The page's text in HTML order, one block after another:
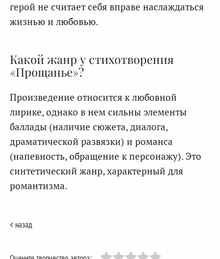
герой не считает себя вправе наслаждаться
жизнью и любовью.
Какой жанр у стихотворения
«Прощанье»?
Произведение относится к любовной
лирике, однако в нем сильны элементы
баллады (наличие сюжета, диалога,
драматической развязки) и романса
(напевность, обращение к персонажу). Это
синтетический жанр, характерный для
романтизма.
< назад